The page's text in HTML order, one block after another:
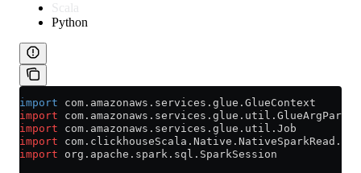
Scala
Python
import com.amazonaws.services.glue.GlueContext
import com.amazonaws.services.glue.util.GlueArgParser
import com.amazonaws.services.glue.util.Job
import
import org.apache.spark.sql.SparkSession